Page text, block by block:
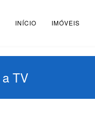
INÍCIO IMÓVEIS
TV